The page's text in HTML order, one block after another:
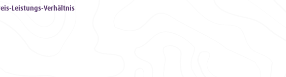
Leistungs-Verhältnis